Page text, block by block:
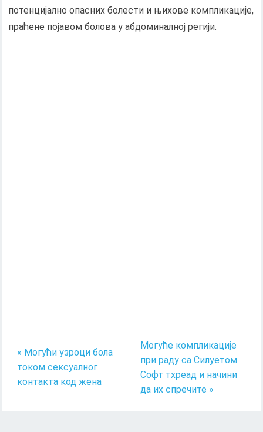
потенцијално опасних болести и њихове компликације,
праћене појавом болова у абдоминалној регији.
« Могући узроци бола
током сексуалног
контакта код жена
Могуће компликације
при раду са Силуетом
Софт тхреад и начини
да их спречите »